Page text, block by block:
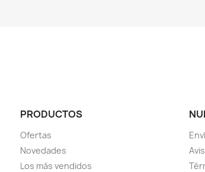
PRODUCTOS
Ofertas
Novedades
Los más vendidos